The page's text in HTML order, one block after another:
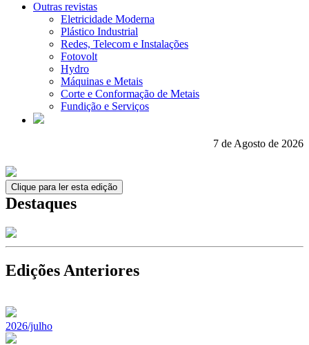
Outras revistas
Eletricidade Moderna
Plástico Industrial
Redes, Telecom e Instalações
Fotovolt
Hydro
Máquinas e Metais
Corte e Conformação de Metais
Fundição e Serviços
7 de Agosto de 2026
Clique para ler esta edição
Destaques
Edições Anteriores
2026/julho